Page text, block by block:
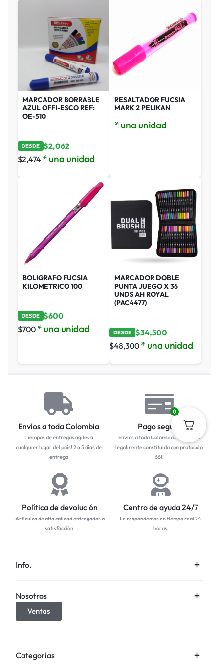
MARCADOR BORRABLE
AZUL OFFI-ESCO REF:
OE-510
DESDE $2,062
$2,474 * una unidad
RESALTADOR FUCSIA
MARK 2 PELIKAN
* una unidad
BOLIGRAFO FUCSIA
KILOMETRICO 100
DESDE $600
$700 * una unidad
MARCADOR DOBLE
PUNTA JUEGO X 36
UNDS AH ROYAL
(PAC4477)
DESDE $34,500
$48,300 * una unidad
Envíos a toda Colombia
Tiempos de entregas ágiles a
cualquier lugar del país! 2 a 5 días de
entrega
Pago seguro
Envíos a toda Colombia... Empresa
legalmente constituida con protocolo
SSl!
Política de devolución
Artículos de alta calidad entregados a
satisfacción.
Centro de ayuda 24/7
Le respondemos en tiempo real 24
horas
Info.
Nosotros
Ventas
Categorías
0